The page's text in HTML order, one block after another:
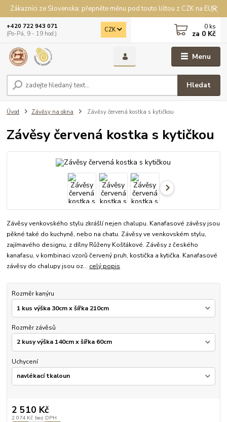
Zákazníci ze Slovenska: přepněte měnu pod touto lištou z CZK na EUR
Menu
CZK
Hledat
+420 722 943 071
(Po-Pá, 9 - 19 hod.)
0 ks
za 0 Kč
Úvod Závěsy na okna Závěsy červená kostka s kytičkou
Závěsy červená kostka s kytičkou
Závěsy venkovského stylu zkrášlí nejen chalupu. Kanafasové závěsy jsou
pěkné také do kuchyně, nebo na chatu. Závěsy ve venkovském stylu,
zajímavého designu, z dílny Růženy Košťákové. Závěsy z českého
kanafasu, v kombinaci vzorů červený pruh, kostička a kytička. Kanafasové
závěsy do chalupy jsou oz... celý popis
Rozměr kanýru
Rozměr závěsů
Uchycení
2 510 Kč
2 074 Kč bez DPH